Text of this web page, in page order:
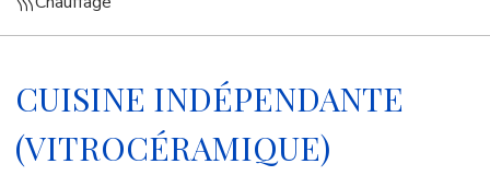
CUISINE INDÉPENDANTE
(VITROCÉRAMIQUE)